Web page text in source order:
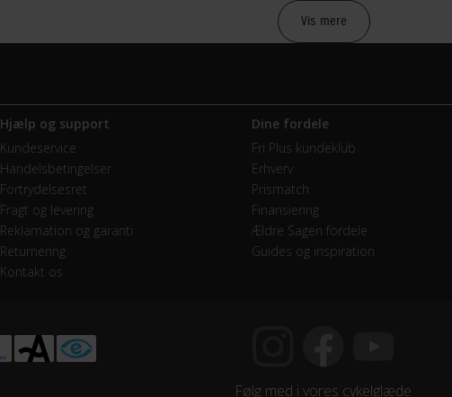
Hydraulisk skivebremse Shimano MT200
Shimano Alivio RD-M3100
Shimano FD-M3120
Vis mere
Hjælp og support
Kundeservice
Handelsbetingelser
Fortrydelsesret
Fragt og levering
Reklamation og garanti
Returnering
Kontakt os
Dine fordele
Fri Plus kundeklub
Erhverv
Prismatch
Finansiering
Ældre Sagen fordele
Guides og inspiration
Følg med i vores cykelglæde